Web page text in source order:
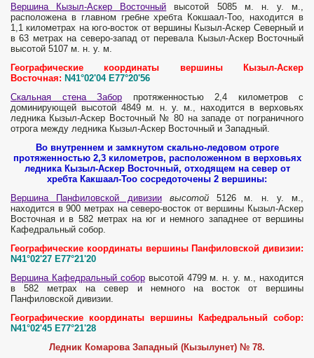
Вершина Кызыл-Аскер Восточный
высотой 5085 м. н. у. м.,
расположена в главном гребне хребта Кокшаал-Тоо, находится в
1,1 километрах на юго-восток от вершины Кызыл-Аскер Северный и
в 63 метрах на северо-запад от перевала Кызыл-Аскер Восточный
высотой 5107 м. н. у. м.
Географические координаты вершины Кызыл-Аскер
Восточная: N41°02'04 E77°20'56
Скальная стена Забор протяженностью 2,4 километров с
доминирующей высотой 4849 м. н. у. м., находится в верховьях
ледника Кызыл-Аскер Восточный № 80 на западе от пограничного
отрога между ледника Кызыл-Аскер Восточный и Западный.
Во внутреннем и замкнутом скально-ледовом отроге
протяженностью 2,3 километров, расположенном в верховьях
ледника Кызыл-Аскер Восточный, отходящем на север от
хребта Какшаал-Тоо сосредоточены 2 вершины:
Вершина Панфиловской дивизиивысотой 5126 м. н. у. м.,
находится в 900 метрах на северо-восток от вершины Кызыл-Аскер
Восточная и в 582 метрах на юг и немного западнее от вершины
Кафедральный собор.
Географические координаты вершины Панфиловской дивизии:
N41°02'27 E77°21'20
Вершина Кафедральный собор высотой 4799 м. н. у. м., находится
в 582 метрах на север и немного на восток от вершины
Панфиловской дивизии.
Географические координаты вершины Кафедральный собор:
N41°02'45 E77°21'28
Ледник Комарова Западный (Кызылунет) № 78.